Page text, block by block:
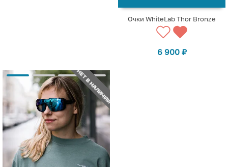
Очки WhiteLab Thor Bronze
6 900 ₽
НЕТ В НАЛИЧИИ